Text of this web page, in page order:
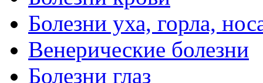
Болезни уха, горла,
Венерические болезни
Болезни глаз